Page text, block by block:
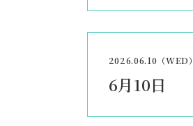
2026.06.10（WED）
6月10日